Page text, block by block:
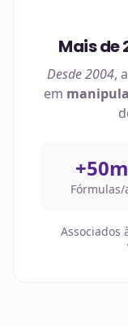
Mais de
Desde 2004, a
em
Fórmulas/
Associados